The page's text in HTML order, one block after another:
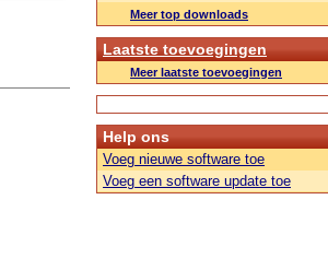
Meer top downloads
Laatste toevoegingen
Meer laatste toevoegingen
Help ons
Voeg nieuwe software toe
Voeg een software update toe